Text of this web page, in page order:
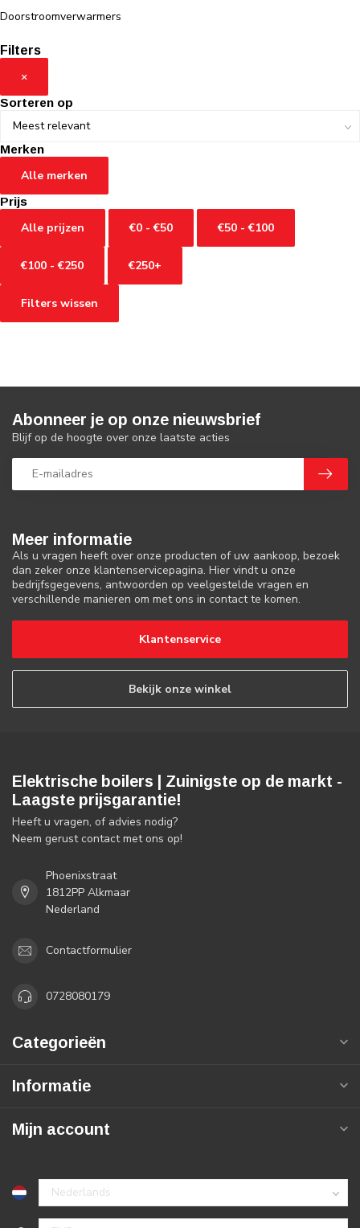
Doorstroomverwarmers
Filters
×
Sorteren op
Merken
Alle merken
Prijs
Alle prijzen €0 - €50 €50 - €100
€100 - €250 €250+
Filters wissen
Meer informatie
Als u vragen heeft over onze producten of uw aankoop, bezoek
dan zeker onze klantenservicepagina. Hier vindt u onze
bedrijfsgegevens, antwoorden op veelgestelde vragen en
verschillende manieren om met ons in contact te komen.
Klantenservice
Bekijk onze winkel
Abonneer je op onze nieuwsbrief
Blijf op de hoogte over onze laatste acties
Elektrische boilers | Zuinigste op de markt -
Laagste prijsgarantie!
Heeft u vragen, of advies nodig?
Neem gerust contact met ons op!
Phoenixstraat
1812PP Alkmaar
Nederland
Contactformulier
0728080179
Categorieën
Informatie
Mijn account